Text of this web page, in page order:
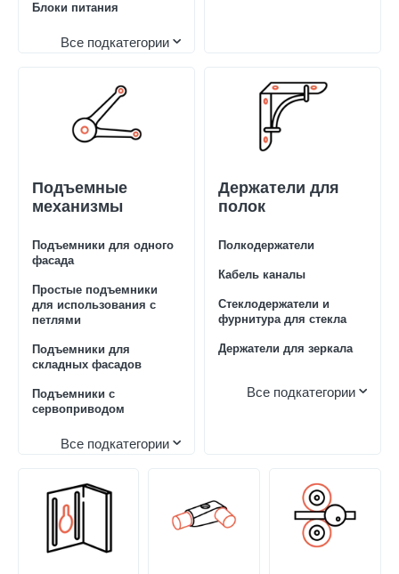
Блоки питания
Все подкатегории
Подъемные
механизмы
Подъемники для одного
фасада
Простые подъемники
для использования с
петлями
Подъемники для
складных фасадов
Подъемники с
сервоприводом
Все подкатегории
Держатели для
полок
Полкодержатели
Кабель каналы
Стеклодержатели и
фурнитура для стекла
Держатели для зеркала
Все подкатегории